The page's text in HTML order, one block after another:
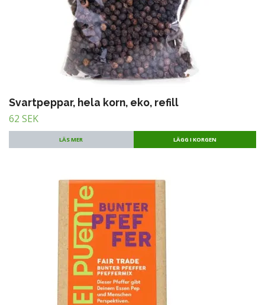
Svartpeppar, hela korn, eko, refill
62 SEK
LÄS MER